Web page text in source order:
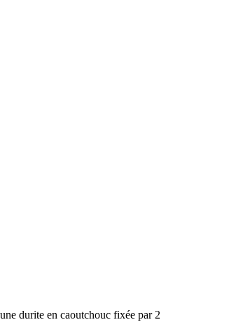
durite en caoutchouc fixée par 2